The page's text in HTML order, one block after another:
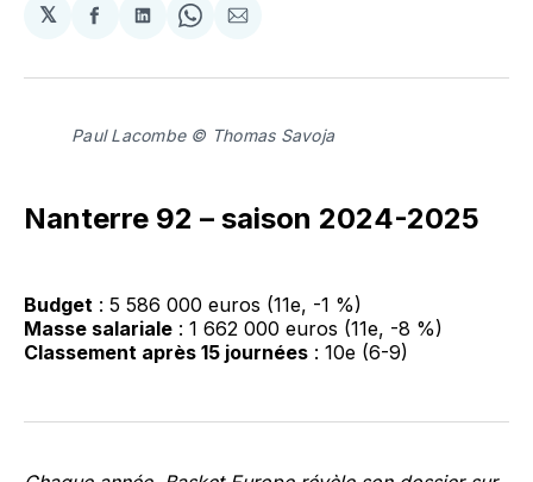
𝕏
Partager
Facebook
Partager
LinkedIn
Share
WhatsApp
Partager
Courriel
Paul Lacombe © Thomas Savoja
Nanterre 92 – saison 2024-2025
Budget : 5 586 000 euros (11e, -1 %)
Masse salariale : 1 662 000 euros (11e, -8 %)
Classement après 15 journées : 10e (6-9)